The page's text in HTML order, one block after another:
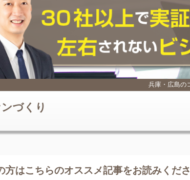
兵庫・広島の
づくり
方はこちらのオススメ記事をお読みくだ